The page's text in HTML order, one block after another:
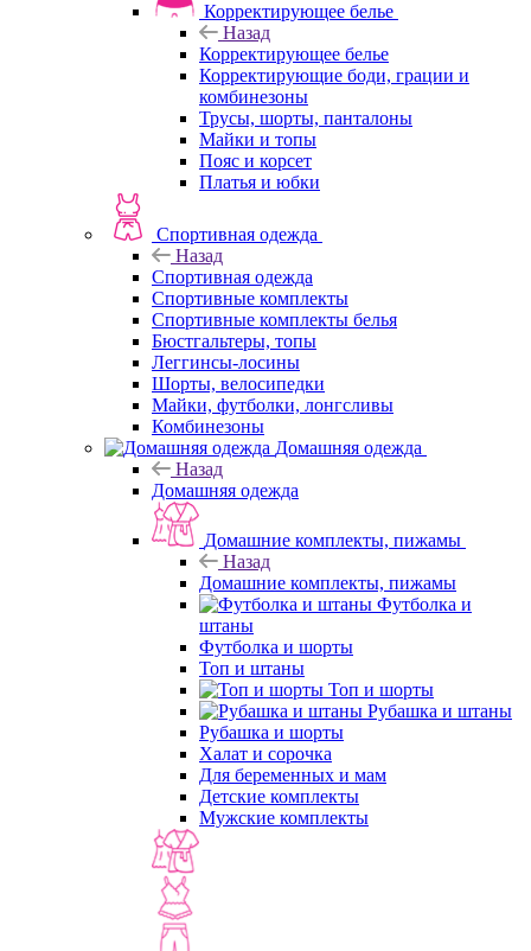
Корректирующее белье
Назад
Корректирующее белье
Корректирующие боди, грации и
комбинезоны
Трусы, шорты, панталоны
Майки и топы
Пояс и корсет
Платья и юбки
Спортивная одежда
Назад
Спортивная одежда
Спортивные комплекты
Спортивные комплекты белья
Бюстгальтеры, топы
Леггинсы-лосины
Шорты, велосипедки
Майки, футболки, лонгсливы
Комбинезоны
Домашняя одежда
Назад
Домашняя одежда
Домашние комплекты, пижамы
Назад
Домашние комплекты, пижамы
Футболка и
штаны
Футболка и шорты
Топ и штаны
Топ и шорты
Рубашка и штаны
Рубашка и шорты
Халат и сорочка
Для беременных и мам
Детские комплекты
Мужские комплекты